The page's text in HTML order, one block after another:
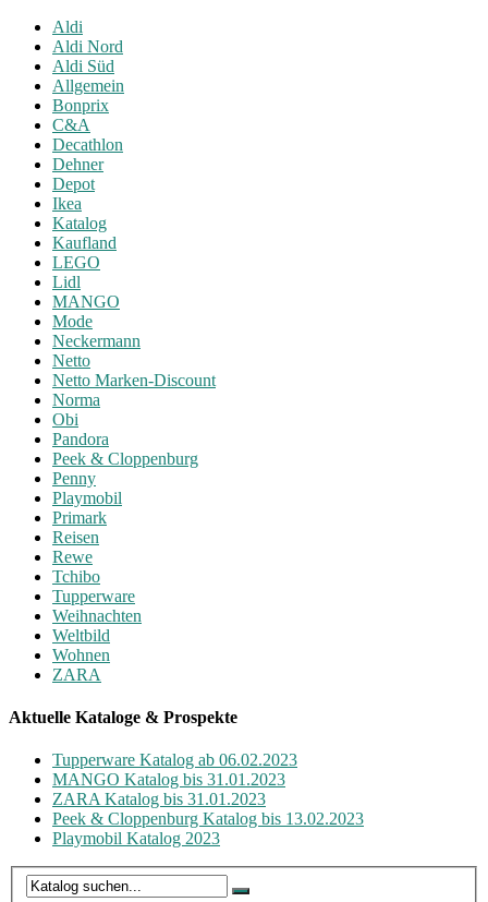
Aldi
Aldi Nord
Aldi Süd
Allgemein
Bonprix
C&A
Decathlon
Dehner
Depot
Ikea
Katalog
Kaufland
LEGO
Lidl
MANGO
Mode
Neckermann
Netto
Netto Marken-Discount
Norma
Obi
Pandora
Peek & Cloppenburg
Penny
Playmobil
Primark
Reisen
Rewe
Tchibo
Tupperware
Weihnachten
Weltbild
Wohnen
ZARA
Aktuelle Kataloge & Prospekte
Tupperware Katalog ab 06.02.2023
MANGO Katalog bis 31.01.2023
ZARA Katalog bis 31.01.2023
Peek & Cloppenburg Katalog bis 13.02.2023
Playmobil Katalog 2023